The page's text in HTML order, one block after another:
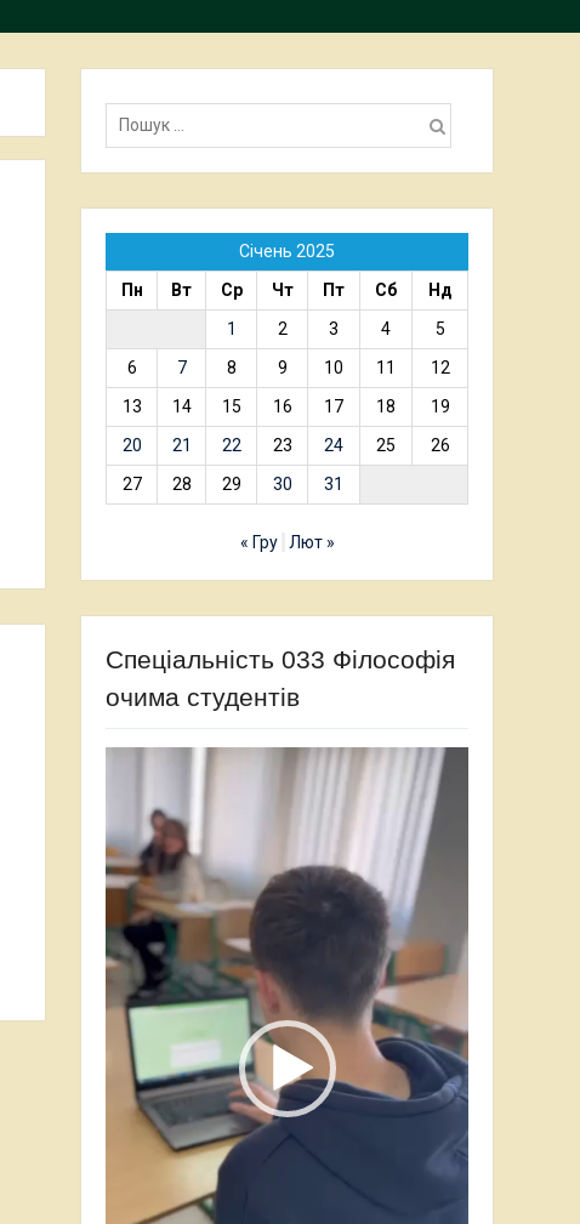
Пошук:
Січень 2025
Пн
Вт Ср Чт Пт Сб
Нд
1
2 3 4
5
6
7 8 9 10 11
12
13
14 15 16 17 18
19
20
21 22 23 24 25
26
27
28 29 30 31
« Гру Лют »
Спеціальність 033 Філософія
очима студентів